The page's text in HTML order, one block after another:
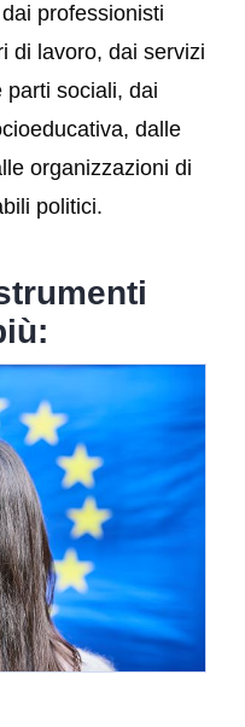
professionisti
di lavoro, dai servizi
parti sociali, dai
dalle
organizzazioni di
politici.